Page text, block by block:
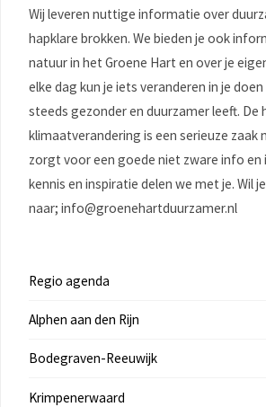
Wij leveren nuttige informatie over
hapklare brokken. We bieden je ook
natuur in het Groene Hart en over je
elke dag kun je iets veranderen in je
steeds gezonder en duurzamer leeft. De
klimaatverandering is een serieuze zaak
zorgt voor een goede niet zware info
kennis en inspiratie delen we met je. Wil
naar; info@groenehartduurzamer.nl
Regio agenda
Alphen aan den Rijn
Bodegraven-Reeuwijk
Krimpenerwaard